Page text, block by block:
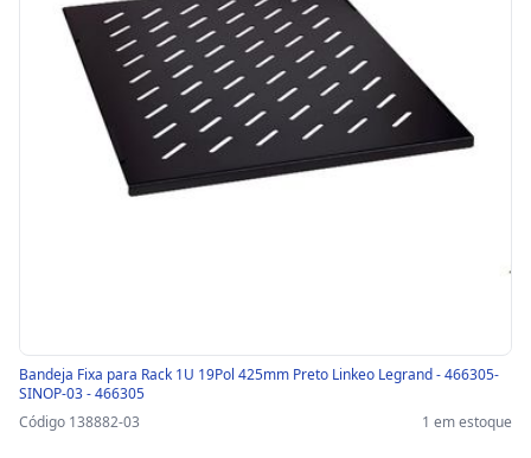
Bandeja Fixa para Rack 1U 19Pol 425mm Preto Linkeo Legrand - 466305-
SINOP-03 - 466305
Código 138882-03
1 em estoque